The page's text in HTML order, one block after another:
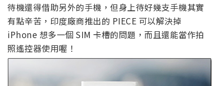
待機還得借助另外的手機，但身上待好幾支手機其實
有點辛苦，印度廠商推出的 PIECE 可以解決掉
iPhone 想多一個 SIM 卡槽的問題，而且還能當作拍
照遙控器使用喔！